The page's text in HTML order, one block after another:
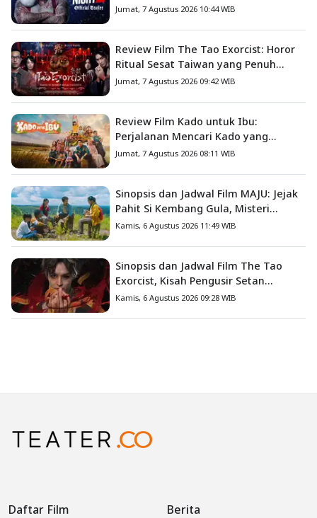
Jumat, 7 Agustus 2026 10:44 WIB
Review Film The Tao Exorcist: Horor
Ritual Sesat Taiwan yang Penuh
Misteri dan Teror Psikologis
Jumat, 7 Agustus 2026 09:42 WIB
Review Film Kado untuk Ibu:
Perjalanan Mencari Kado yang
Mengajarkan Arti Keluarga
Jumat, 7 Agustus 2026 08:11 WIB
Sinopsis dan Jadwal Film MAJU: Jejak
Pahit Si Kembang Gula, Misteri
Hilangnya Bagas di Lokasi Jambore
Kamis, 6 Agustus 2026 11:49 WIB
Sinopsis dan Jadwal Film The Tao
Exorcist, Kisah Pengusir Setan
Melawan Kutukan Mematikan
Kamis, 6 Agustus 2026 09:28 WIB
Daftar Film Berita